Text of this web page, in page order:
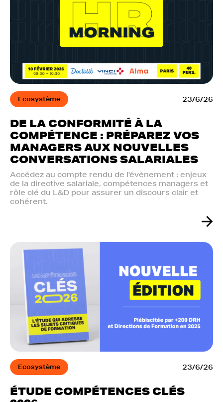
Ecosystème 23/6/26
DE LA CONFORMITÉ À LA
COMPÉTENCE : PRÉPAREZ VOS
MANAGERS AUX NOUVELLES
CONVERSATIONS SALARIALES
Accédez au compte rendu de l'évènement : enjeux
de la directive salariale, compétences managers et
rôle clé du L&D pour assurer un discours clair et
cohérent.
Ecosystème 23/6/26
ÉTUDE COMPÉTENCES CLÉS